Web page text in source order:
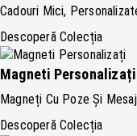
Cadouri Mici,
Descoperă Colecția
Magneti Personalizați
Magneți Cu Poze Și
Descoperă Colecția